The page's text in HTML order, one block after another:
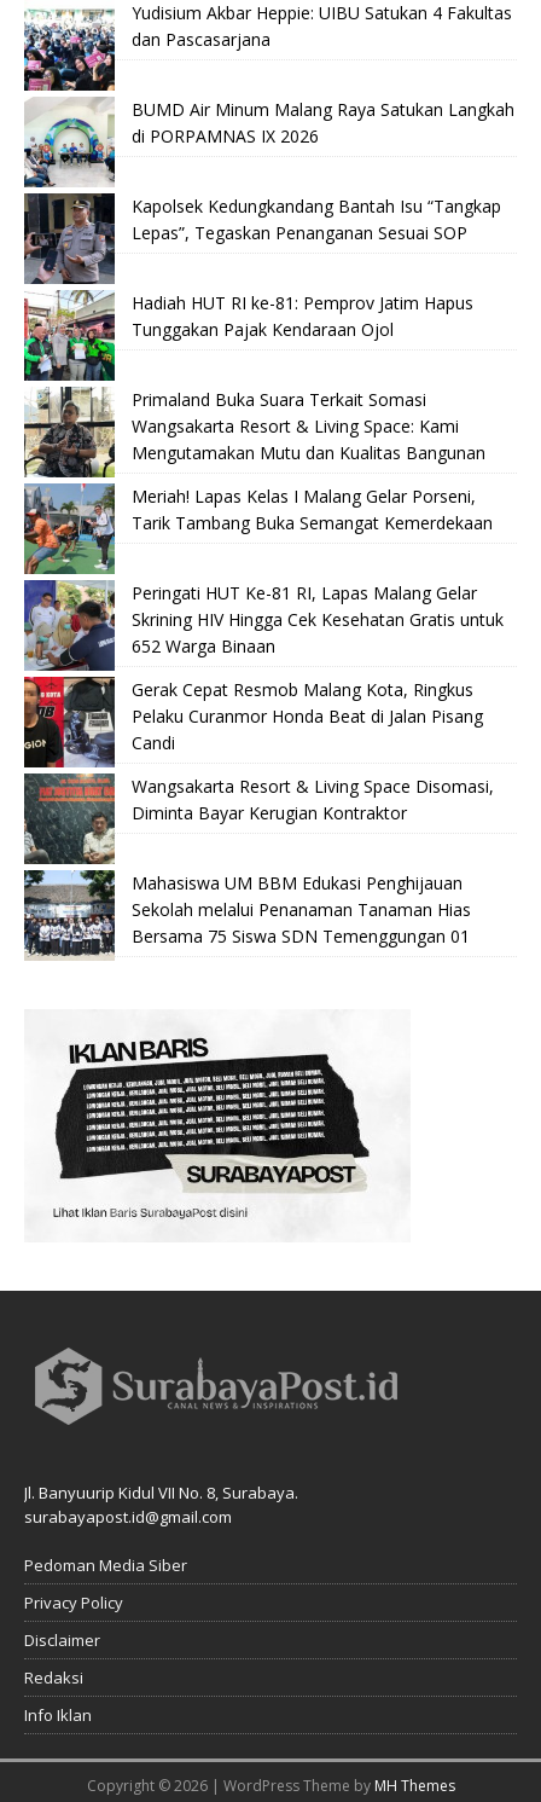
Yudisium Akbar Heppie: UIBU Satukan 4 Fakultas
dan Pascasarjana
BUMD Air Minum Malang Raya Satukan Langkah
di PORPAMNAS IX 2026
Kapolsek Kedungkandang Bantah Isu “Tangkap
Lepas”, Tegaskan Penanganan Sesuai SOP
Hadiah HUT RI ke-81: Pemprov Jatim Hapus
Tunggakan Pajak Kendaraan Ojol
Primaland Buka Suara Terkait Somasi
Wangsakarta Resort & Living Space: Kami
Mengutamakan Mutu dan Kualitas Bangunan
Meriah! Lapas Kelas I Malang Gelar Porseni,
Tarik Tambang Buka Semangat Kemerdekaan
Peringati HUT Ke-81 RI, Lapas Malang Gelar
Skrining HIV Hingga Cek Kesehatan Gratis untuk
652 Warga Binaan
Gerak Cepat Resmob Malang Kota, Ringkus
Pelaku Curanmor Honda Beat di Jalan Pisang
Candi
Wangsakarta Resort & Living Space Disomasi,
Diminta Bayar Kerugian Kontraktor
Mahasiswa UM BBM Edukasi Penghijauan
Sekolah melalui Penanaman Tanaman Hias
Bersama 75 Siswa SDN Temenggungan 01
Jl. Banyuurip Kidul VII No. 8, Surabaya.
surabayapost.id@gmail.com
Pedoman Media Siber
Privacy Policy
Disclaimer
Redaksi
Info Iklan
Copyright © 2026 | WordPress Theme by MH Themes